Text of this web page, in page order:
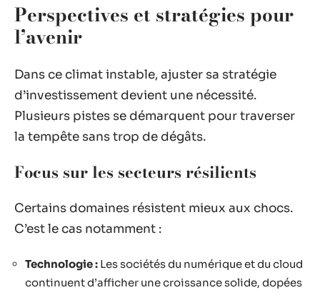
Perspectives et stratégies pour
l’avenir
Dans ce climat instable, ajuster sa stratégie
d’investissement devient une nécessité.
Plusieurs pistes se démarquent pour traverser
la tempête sans trop de dégâts.
Focus sur les secteurs résilients
Certains domaines résistent mieux aux chocs.
C’est le cas notamment :
Technologie : Les sociétés du numérique et du cloud
continuent d’afficher une croissance solide, dopées